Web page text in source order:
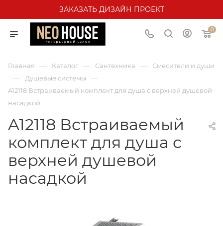
ЗАКАЗАТЬ ДИЗАЙН ПРОЕКТ
0
Главная — Каталог — Сантехника — Смесители и души
— Душевые системы —
A12118 Встраиваемый комплект для душа с верхней душевой
насадкой
A12118 Встраиваемый
комплект для душа с
верхней душевой
насадкой